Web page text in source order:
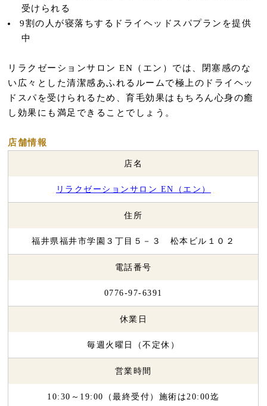
受けられる
9割の人が寝落ちするドライヘッドスパプランを提供
中
リラクゼーションサロン EN（エン）では、閉塞感のな
い広々とした清潔感あふれるルームで極上のドライヘッ
ドスパを受けられるため、育毛効果はもちろん心身の癒
し効果にも満足できることでしょう。
店舗情報
店名
リラクゼーションサロン EN（エン）
住所
福井県福井市学園３丁目５－３ 松本ビル１０２
電話番号
0776-97-6391
休業日
毎週火曜日（不定休）
営業時間
10:30～19:00（最終受付）施術は20:00迄